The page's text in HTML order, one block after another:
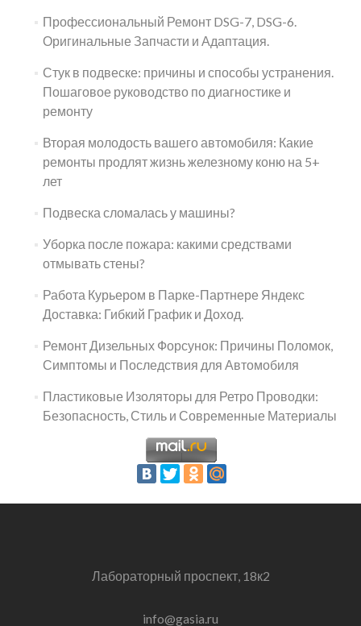
Профессиональный Ремонт DSG-7, DSG-6.
Оригинальные Запчасти и Адаптация.
Стук в подвеске: причины и способы устранения.
Пошаговое руководство по диагностике и
ремонту
Вторая молодость вашего автомобиля: Какие
ремонты продлят жизнь железному коню на 5+
лет
Подвеска сломалась у машины?
Уборка после пожара: какими средствами
отмывать стены?
Работа Курьером в Парке-Партнере Яндекс
Доставка: Гибкий График и Доход.
Ремонт Дизельных Форсунок: Причины Поломок,
Симптомы и Последствия для Автомобиля
Пластиковые Изоляторы для Ретро Проводки:
Безопасность, Стиль и Современные Материалы
Лабораторный проспект, 18к2
info@gasia.ru